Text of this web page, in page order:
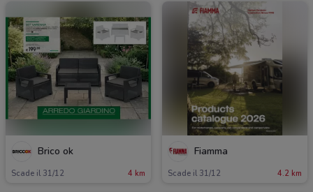
Brico ok
Scade il 31/12 4 km
Fiamma
Scade il 31/12 4.2 km